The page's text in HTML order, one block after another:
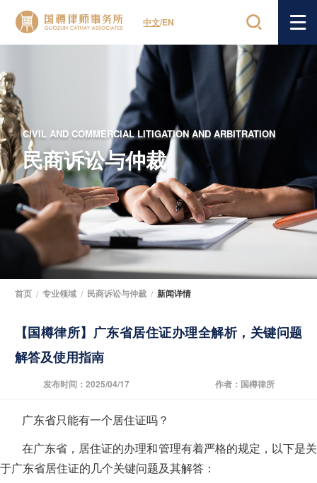
中文/EN
CIVIL AND COMMERCIAL LITIGATION AND ARBITRATION
民商诉讼与仲裁
首页 / 专业领域 / 民商诉讼与仲裁 / 新闻详情
【国樽律所】广东省居住证办理全解析，关键问题
解答及使用指南
发布时间：2025/04/17 作者：国樽律所
广东省只能有一个居住证吗？
在广东省，居住证的办理和管理有着严格的规定，以下是关
于广东省居住证的几个关键问题及其解答：